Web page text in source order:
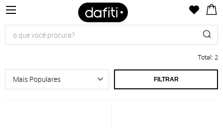
Total: 2
FILTRAR